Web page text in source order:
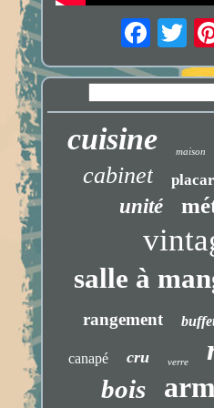
cuisine maison
cabinet
unité
salle à
rangement
canapé cru verre
bois